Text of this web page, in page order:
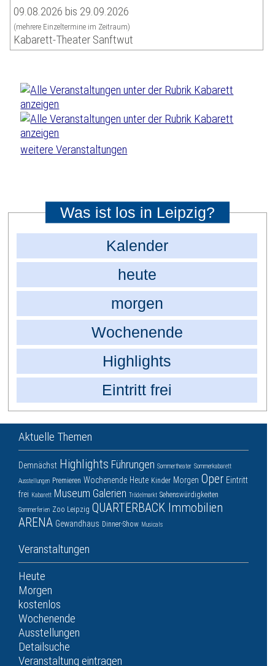
09.08.2026 bis 29.09.2026
(mehrere Einzeltermine im Zeitraum)
Kabarett-Theater Sanftwut
weitere Veranstaltungen
Was ist los in Leipzig?
Kalender
heute
morgen
Wochenende
Highlights
Eintritt frei
Aktuelle Themen
Demnächst Highlights Führungen Sommertheater Sommerkabarett
Ausstellungen Premieren Wochenende Heute Kinder Morgen Oper Eintritt
frei Kabarett Museum Galerien Trödelmarkt Sehenswürdigkeiten
Sommerferien Zoo Leipzig QUARTERBACK Immobilien
ARENA Gewandhaus Dinner-Show Musicals
Veranstaltungen
Heute
Morgen
kostenlos
Wochenende
Ausstellungen
Detailsuche
Veranstaltung eintragen